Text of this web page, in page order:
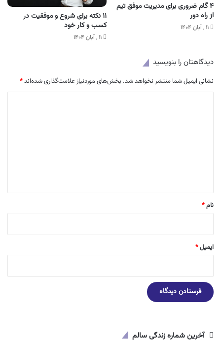
۴ گام ضروری برای مدیریت موفق تیم
از راه دور
۱۱ , آبان ۱۴۰۴
۱۱ نکته برای شروع و موفقیت در
کسب و کار خود
۱۱ , آبان ۱۴۰۴
دیدگاهتان را بنویسید
نشانی ایمیل شما منتشر نخواهد شد. بخش‌های موردنیاز علامت‌گذاری شده‌اند*
نام*
ایمیل*
آخرین شماره زندگی سالم